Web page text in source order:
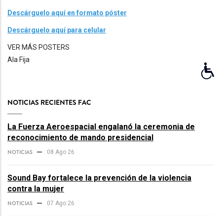
Descárguelo aquí en formato póster
Descárguelo aquí para celular
VER MÁS POSTERS
Ala Fija
NOTICIAS RECIENTES FAC
La Fuerza Aeroespacial engalanó la ceremonia de
reconocimiento de mando presidencial
NOTICIAS 08 Ago 26
Sound Bay fortalece la prevención de la violencia
contra la mujer
NOTICIAS 07 Ago 26